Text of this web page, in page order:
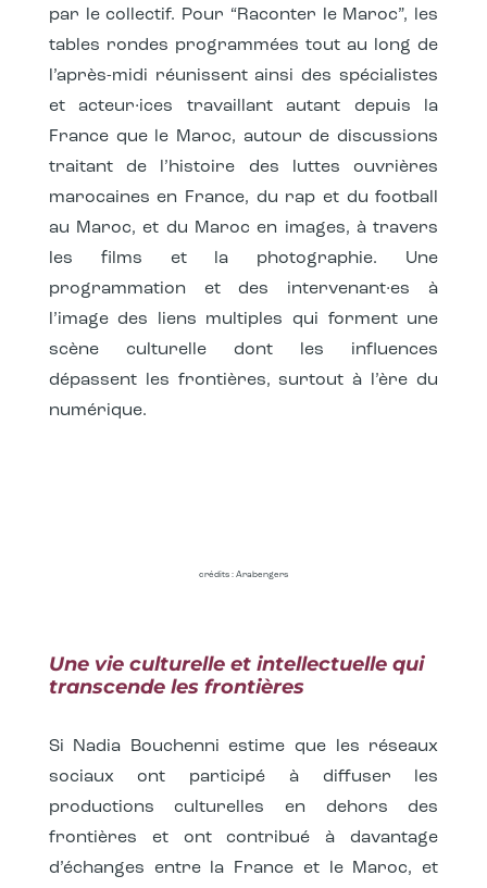
par le collectif. Pour “Raconter le Maroc”, les
tables rondes programmées tout au long de
l’après-midi réunissent ainsi des spécialistes
et acteur·ices travaillant autant depuis la
France que le Maroc, autour de discussions
traitant de l’histoire des luttes ouvrières
marocaines en France, du rap et du football
au Maroc, et du Maroc en images, à travers
les films et la photographie. Une
programmation et des intervenant·es à
l’image des liens multiples qui forment une
scène culturelle dont les influences
dépassent les frontières, surtout à l’ère du
numérique.
crédits : Arabengers
Une vie culturelle et intellectuelle qui
transcende les frontières
Si Nadia Bouchenni estime que les réseaux
sociaux ont participé à diffuser les
productions culturelles en dehors des
frontières et ont contribué à davantage
d’échanges entre la France et le Maroc, et